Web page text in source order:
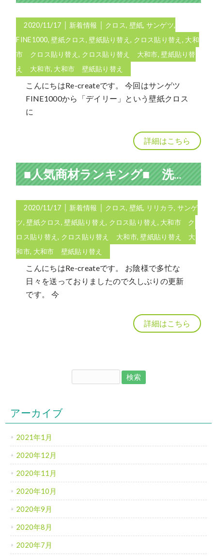
2020/11/17 新着情報 クロス, 壁紙, サンゲツ,
FINE1000,壁紙クロス,壁紙貼り替え, クロス貼り替え , 大和
市 クロス貼り替え , クロス貼り替え 大和市,壁紙貼り替
え 大和市, 大和市 壁紙貼り替え
こんにちはRe-createです。 今回はサンゲツ
FINE1000から「デイリー」という壁紙クロス
に
詳細はこちら
■人気商材ランキング■ 洗面所編
2020/11/17 新着情報 クロス, 壁紙, リリカラ, サンゲ
ツ,壁紙クロス,壁紙貼り替え, クロス貼り替え , 大和市 ク
ロス貼り替え, クロス貼り替え 大和市,壁紙貼り替え 大
和市, 大和市 壁紙貼り替え
こんにちはRe-createです。 お陰様で多忙な
日々を送っておりましたので久しぶりの更新
です。 今
詳細はこちら
アーカイブ
2021年1月
2020年12月
2020年11月
2020年10月
2020年9月
2020年8月
2020年7月